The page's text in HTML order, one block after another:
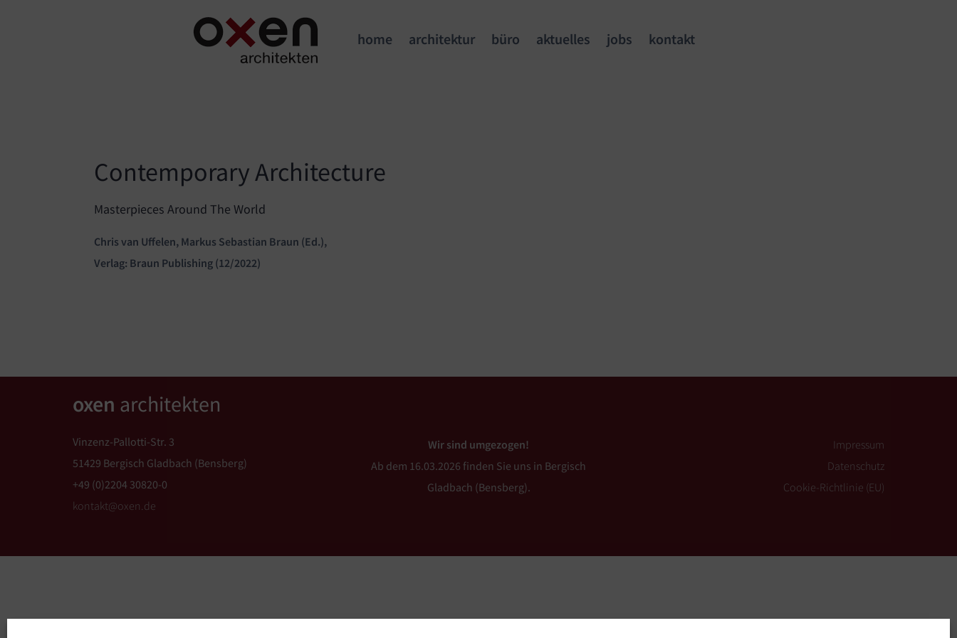
home architektur büro aktuelles jobs kontakt
Contemporary Architecture
Masterpieces Around The World
Chris van Uffelen, Markus Sebastian Braun (Ed.),
Verlag: Braun Publishing (12/2022)
oxen architekten
Vinzenz-Pallotti-Str. 3
51429 Bergisch Gladbach (Bensberg)
+49 (0)2204 30820-0
kontakt@oxen.de
Wir sind umgezogen!
Ab dem 16.03.2026 finden Sie uns in Bergisch
Gladbach (Bensberg).
Impressum
Datenschutz
Cookie-Richtlinie (EU)